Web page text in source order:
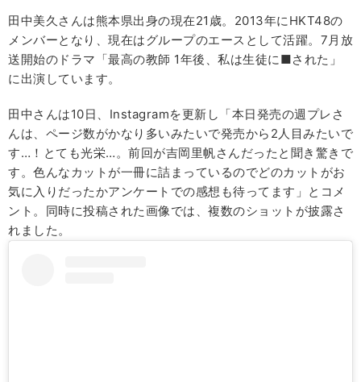
田中美久さんは熊本県出身の現在21歳。2013年にHKT48の
メンバーとなり、現在はグループのエースとして活躍。7月放
送開始のドラマ「最高の教師 1年後、私は生徒に■された」
に出演しています。
田中さんは10日、Instagramを更新し「本日発売の週プレさ
んは、ページ数がかなり多いみたいで発売から2人目みたいで
す…！とても光栄…。前回が吉岡里帆さんだったと聞き驚きで
す。色んなカットが一冊に詰まっているのでどのカットがお
気に入りだったかアンケートでの感想も待ってます」とコメ
ント。同時に投稿された画像では、複数のショットが披露さ
れました。